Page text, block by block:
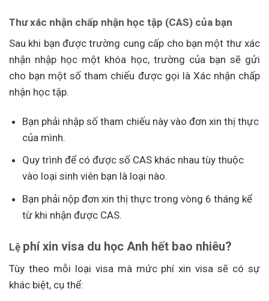
Thư xác nhận chấp nhận học tập (CAS) của bạn
Sau khi bạn được trường cung cấp cho bạn một thư xác
nhận nhập học một khóa học, trường của bạn sẽ gửi
cho bạn một số tham chiếu được gọi là Xác nhận chấp
nhận học tập.
Bạn phải nhập số tham chiếu này vào đơn xin thị thực
của mình.
Quy trình để có được số CAS khác nhau tùy thuộc
vào loại sinh viên bạn là loại nào.
Bạn phải nộp đơn xin thị thực trong vòng 6 tháng kể
từ khi nhận được CAS.
Lệ phí xin visa du học Anh hết bao nhiêu?
Tùy theo mỗi loại visa mà mức phí xin visa sẽ có sự
khác biệt, cụ thể: